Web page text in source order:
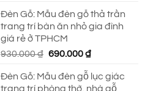
là:
990.000 ₫.
tại
là:
Đèn Gỗ: Mẫu đèn gỗ thả trần
trang trí bàn ăn nhỏ gia đình
giá rẻ ở TPHCM
930.000₫ Giá
là:
690.000₫Giá
tại
Đèn Gỗ: Mẫu đèn gỗ lục giác
trang trí phòng thờ, nhà gỗ